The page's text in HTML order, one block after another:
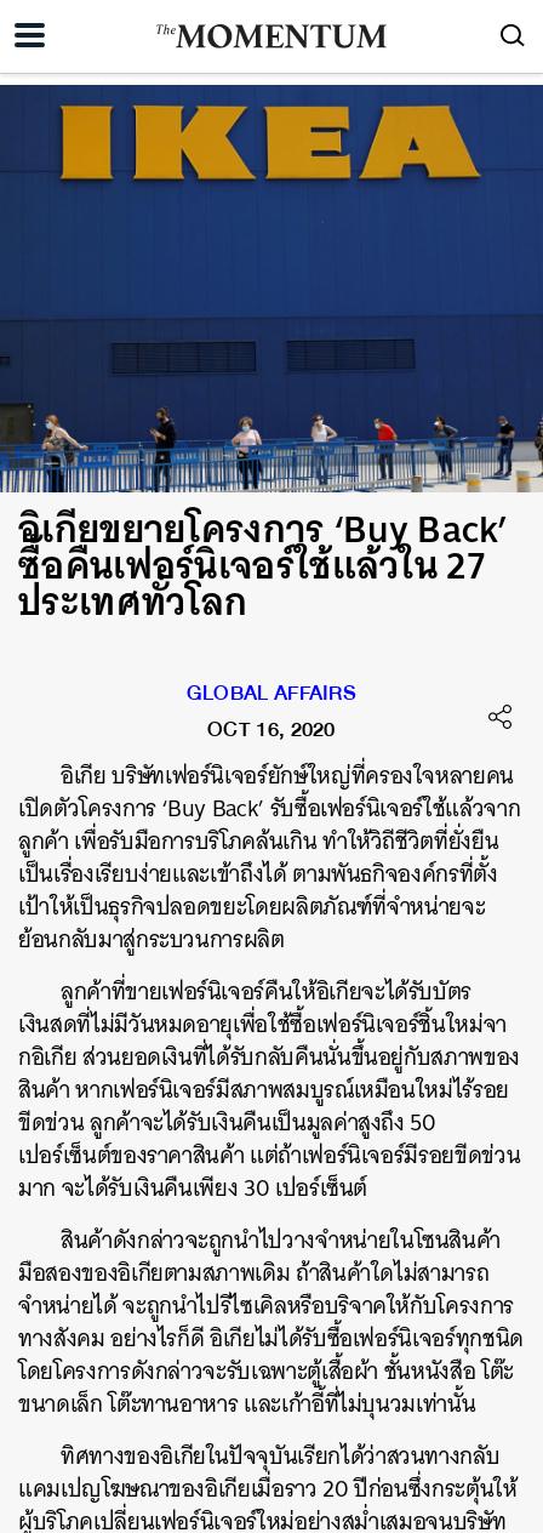
อิเกียขยายโครงการ ‘Buy Back’
ซื้อคืนเฟอร์นิเจอร์ใช้แล้วใน 27
ประเทศทั่วโลก
GLOBAL AFFAIRS
OCT 16, 2020
อิเกีย บริษัทเฟอร์นิเจอร์ยักษ์ใหญ่ที่ครองใจหลายคน
เปิดตัวโครงการ ‘Buy Back’ รับซื้อเฟอร์นิเจอร์ใช้แล้วจาก
ลูกค้า เพื่อรับมือการบริโภคล้นเกิน ทำให้วิถีชีวิตที่ยั่งยืน
เป็นเรื่องเรียบง่ายและเข้าถึงได้ ตามพันธกิจองค์กรที่ตั้ง
เป้าให้เป็นธุรกิจปลอดขยะโดยผลิตภัณฑ์ที่จำหน่ายจะ
ย้อนกลับมาสู่กระบวนการผลิต
ลูกค้าที่ขายเฟอร์นิเจอร์คืนให้อิเกียจะได้รับบัตร
เงินสดที่ไม่มีวันหมดอายุเพื่อใช้ซื้อเฟอร์นิเจอร์ชิ้นใหม่จา
กอิเกีย ส่วนยอดเงินที่ได้รับกลับคืนนั่นขึ้นอยู่กับสภาพของ
สินค้า หากเฟอร์นิเจอร์มีสภาพสมบูรณ์เหมือนใหม่ไร้รอย
ขีดข่วน ลูกค้าจะได้รับเงินคืนเป็นมูลค่าสูงถึง 50
เปอร์เซ็นต์ของราคาสินค้า แต่ถ้าเฟอร์นิเจอร์มีรอยขีดข่วน
มาก จะได้รับเงินคืนเพียง 30 เปอร์เซ็นต์
สินค้าดังกล่าวจะถูกนำไปวางจำหน่ายในโซนสินค้า
มือสองของอิเกียตามสภาพเดิม ถ้าสินค้าใดไม่สามารถ
จำหน่ายได้ จะถูกนำไปรีไซเคิลหรือบริจาคให้กับโครงการ
ทางสังคม อย่างไรก็ดี อิเกียไม่ได้รับซื้อเฟอร์นิเจอร์ทุกชนิด
โดยโครงการดังกล่าวจะรับเฉพาะตู้เสื้อผ้า ชั้นหนังสือ โต๊ะ
ขนาดเล็ก โต๊ะทานอาหาร และเก้าอี้ที่ไม่บุนวมเท่านั้น
ทิศทางของอิเกียในปัจจุบันเรียกได้ว่าสวนทางกลับ
แคมเปญโฆษณาของอิเกียเมื่อราว 20 ปีก่อนซึ่งกระตุ้นให้
ผู้บริโภคเปลี่ยนเฟอร์นิเจอร์ใหม่อย่างสม่ำเสมอจนบริษัท